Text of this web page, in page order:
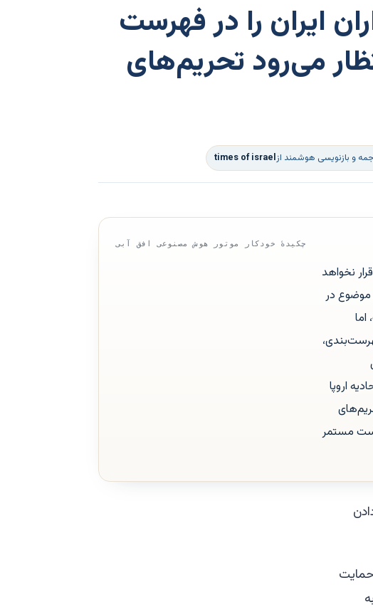
ایران را در فهرست
می‌رود تحریم‌های
و بازنویسی هوشمند ازtimes of israel
چکیدهٔ خودکار موتور هوش مصنوعی افق آبی
نخواهد
بررسی این موضوع در
اروپا
مستمر
حمایت